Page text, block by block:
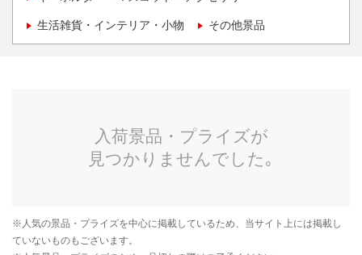
生活雑貨・インテリア・小物 その他景品